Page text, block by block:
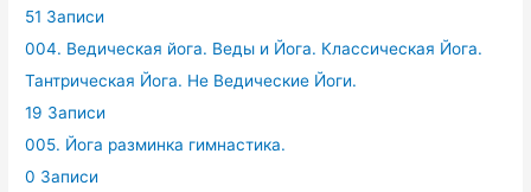
51 Записи
004. Ведическая йога. Веды и Йога. Классическая Йога.
Тантрическая Йога. Не Ведические Йоги.
19 Записи
005. Йога разминка гимнастика.
0 Записи